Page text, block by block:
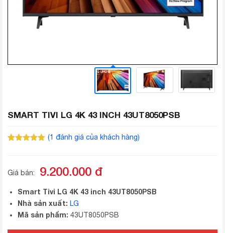
SMART TIVI LG 4K 43 INCH 43UT8050PSB
(1 đánh giá của khách hàng)
Giá bán: 9.200.000 đ
Smart Tivi LG 4K 43 inch 43UT8050PSB
Nhà sản xuất: LG
Mã sản phẩm: 43UT8050PSB